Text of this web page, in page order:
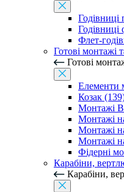
Годівниці
Флет-
Готові монтажі
Готові
Елементи
Козак
Монтажі
Монтажі
Монтажі
Монтажі
Фідерні
Карабіни,
Карабіни,